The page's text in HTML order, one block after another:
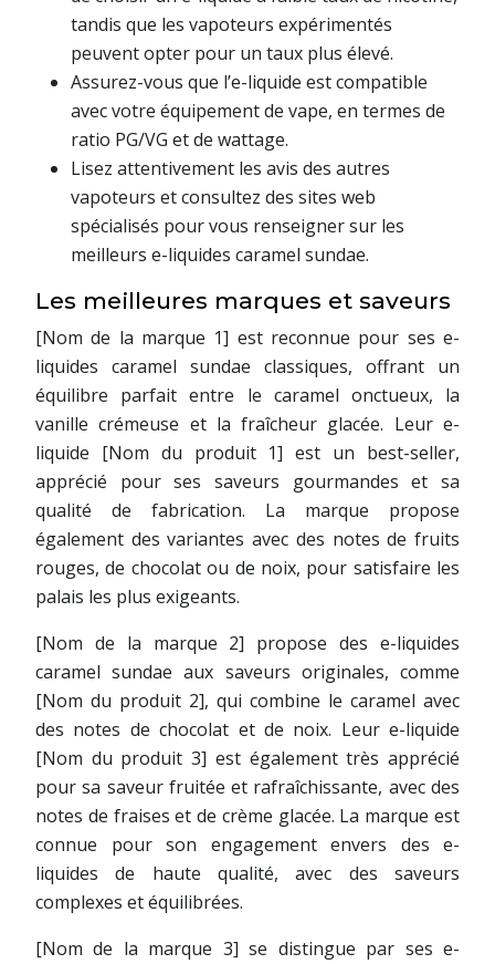
tandis que les vapoteurs expérimentés
peuvent opter pour un taux plus élevé.
Assurez-vous que l’e-liquide est compatible
avec votre équipement de vape, en termes de
ratio PG/VG et de wattage.
Lisez attentivement les avis des autres
vapoteurs et consultez des sites web
spécialisés pour vous renseigner sur les
meilleurs e-liquides caramel sundae.
Les meilleures marques et saveurs
[Nom de la marque 1] est reconnue pour ses e-
liquides caramel sundae classiques, offrant un
équilibre parfait entre le caramel onctueux, la
vanille crémeuse et la fraîcheur glacée. Leur e-
liquide [Nom du produit 1] est un best-seller,
apprécié pour ses saveurs gourmandes et sa
qualité de fabrication. La marque propose
également des variantes avec des notes de fruits
rouges, de chocolat ou de noix, pour satisfaire les
palais les plus exigeants.
[Nom de la marque 2] propose des e-liquides
caramel sundae aux saveurs originales, comme
[Nom du produit 2], qui combine le caramel avec
des notes de chocolat et de noix. Leur e-liquide
[Nom du produit 3] est également très apprécié
pour sa saveur fruitée et rafraîchissante, avec des
notes de fraises et de crème glacée. La marque est
connue pour son engagement envers des e-
liquides de haute qualité, avec des saveurs
complexes et équilibrées.
[Nom de la marque 3] se distingue par ses e-